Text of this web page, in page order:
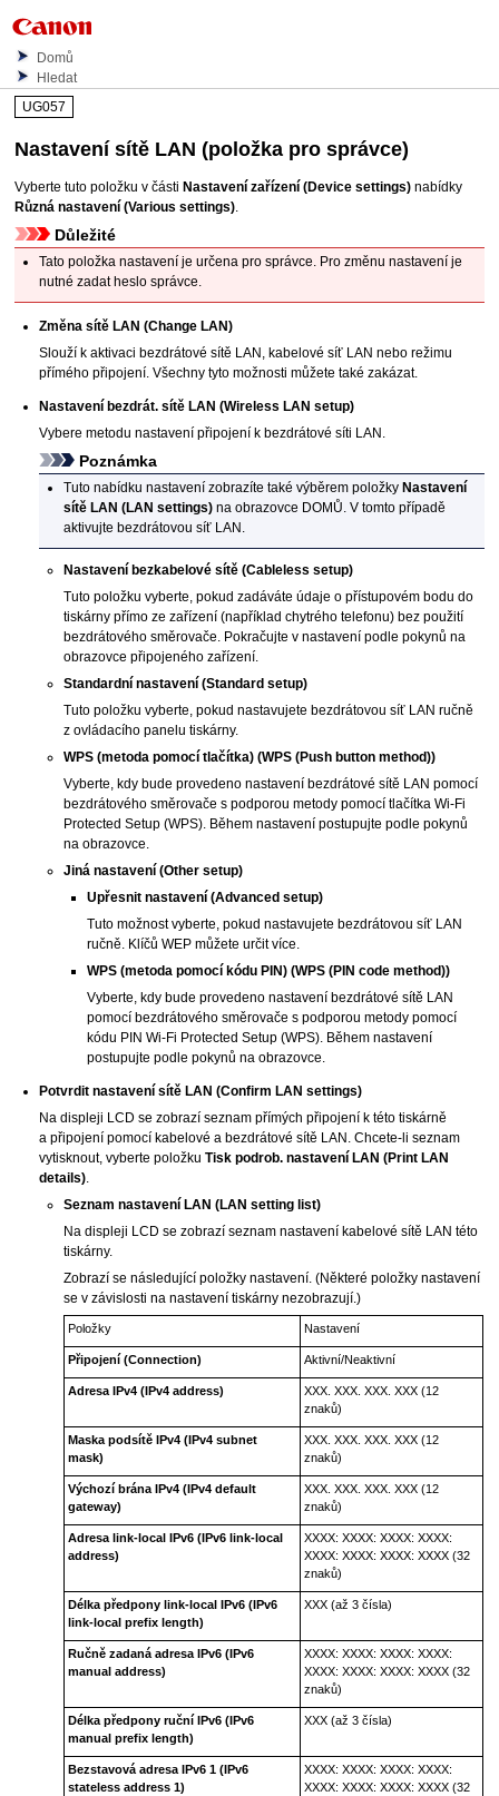
Domů
Hledat
UG057
Nastavení sítě LAN (položka pro správce)
Vyberte tuto položku v části Nastavení zařízení (Device settings) nabídky
Různá nastavení (Various settings).
Důležité
Tato položka nastavení je určena pro správce. Pro změnu nastavení je
nutné zadat heslo správce.
Změna sítě LAN (Change LAN)
Slouží k aktivaci bezdrátové sítě LAN, kabelové síť LAN nebo režimu
přímého připojení. Všechny tyto možnosti můžete také zakázat.
Nastavení bezdrát. sítě LAN (Wireless LAN setup)
Vybere metodu nastavení připojení k bezdrátové síti LAN.
Poznámka
Tuto nabídku nastavení zobrazíte také výběrem položky Nastavení
sítě LAN (LAN settings)na obrazovce DOMŮ. V tomto případě
aktivujte bezdrátovou síť LAN.
Nastavení bezkabelové sítě (Cableless setup)
Tuto položku vyberte, pokud zadáváte údaje o přístupovém bodu do
tiskárnypřímo ze zařízení (například chytrého telefonu) bez použití
bezdrátového směrovače. Pokračujte v nastavení podle pokynů na
obrazovce připojeného zařízení.
Standardní nastavení (Standard setup)
Tuto položku vyberte, pokud nastavujete bezdrátovou síť LAN ručně
z ovládacího panelu tiskárny.
WPS (metoda pomocí tlačítka) (WPS (Push button method))
Vyberte, kdy bude provedeno nastavení bezdrátové sítě LAN pomocí
bezdrátového směrovače s podporou metody pomocí tlačítka Wi-Fi
Protected Setup(WPS). Během nastavení postupujte podle pokynů
na obrazovce.
Jiná nastavení (Other setup)
Upřesnit nastavení (Advanced setup)
Tuto možnost vyberte, pokud nastavujete bezdrátovou síť LAN
ručně. KlíčůWEP můžete určit více.
WPS (metoda pomocí kódu PIN) (WPS (PIN code method))
Vyberte, kdy bude provedeno nastavení bezdrátové sítě LAN
pomocí bezdrátového směrovače s podporou metody pomocí
kódu PINWi-Fi Protected Setup (WPS). Během nastavení
postupujte podle pokynů na obrazovce.
Potvrdit nastavení sítě LAN (Confirm LAN settings)
Na displeji LCD se zobrazí seznam přímých připojení k tétotiskárně
a připojení pomocí kabelové a bezdrátové sítě LAN. Chcete-li seznam
vytisknout, vyberte položkuTisk podrob. nastavení LAN (Print LAN
details).
Seznam nastavení LAN (LAN setting list)
Na displeji LCD se zobrazí seznam nastavení kabelové sítě LAN této
tiskárny.
Zobrazí se následující položky nastavení. (Některé položky nastavení
se v závislosti na nastavení tiskárnynezobrazují.)
Položky Nastavení
Připojení (Connection) Aktivní/Neaktivní
Adresa IPv4 (IPv4 address)
XXX. XXX. XXX. XXX (12
znaků)
Maska podsítě IPv4 (IPv4 subnet
mask)
XXX. XXX. XXX. XXX (12
znaků)
Výchozí brána IPv4 (IPv4 default
gateway)
XXX. XXX. XXX. XXX (12
znaků)
Adresa link-local IPv6 (IPv6 link-local
address)
XXXX: XXXX: XXXX: XXXX:
XXXX: XXXX: XXXX: XXXX (32
znaků)
Délka předpony link-local IPv6 (IPv6
link-local prefix length)
XXX (až 3 čísla)
Ručně zadaná adresa IPv6 (IPv6
manual address)
XXXX: XXXX: XXXX: XXXX:
XXXX: XXXX: XXXX: XXXX (32
znaků)
Délka předpony ruční IPv6 (IPv6
manual prefix length)
XXX (až 3 čísla)
Bezstavová adresa IPv6 1 (IPv6
stateless address 1)
XXXX: XXXX: XXXX: XXXX:
XXXX: XXXX: XXXX: XXXX (32